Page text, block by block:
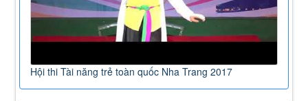
Hội thi Tài năng trẻ toàn quốc Nha Trang 2017